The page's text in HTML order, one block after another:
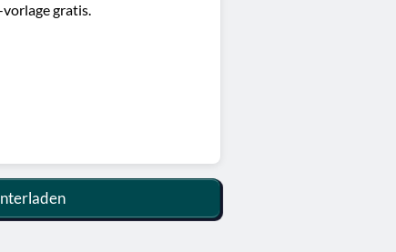
gratis.